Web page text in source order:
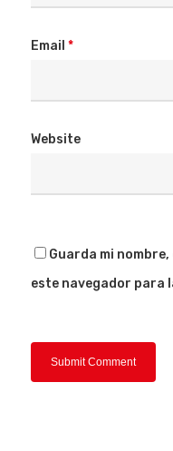
Email *
Website
Guarda mi
este navegador para